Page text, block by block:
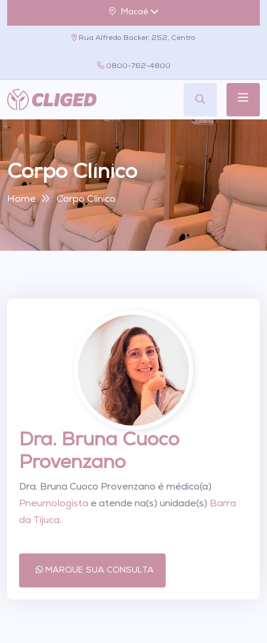
Macaé
Rua Alfredo Backer, 252, Centro
0800-762-4800
Corpo Clínico
Home Corpo Clínico
Dra. Bruna Cuoco
Provenzano
Dra. Bruna Cuoco Provenzano é médico(a)
Pneumologista e atende na(s) unidade(s) Barra
da Tijuca.
MARQUE SUA CONSULTA